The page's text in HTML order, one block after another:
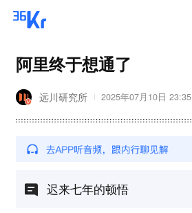
阿里终于想通了
远川研究所 2025年07月10日 23:35
迟来七年的顿悟